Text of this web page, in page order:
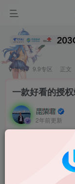
首页 9.9专区 正文
一款好看的授
昆荣君
2年前更新